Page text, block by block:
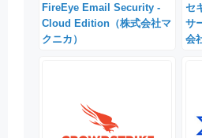
FireEye Email Security -
Cloud Edition（株式会社マ
クニカ）
セ
サ
会